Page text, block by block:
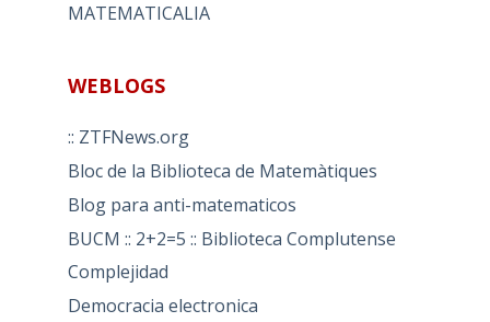
MATEMATICALIA
WEBLOGS
:: ZTFNews.org
Bloc de la Biblioteca de Matemàtiques
Blog para anti-matematicos
BUCM :: 2+2=5 :: Biblioteca Complutense
Complejidad
Democracia electronica